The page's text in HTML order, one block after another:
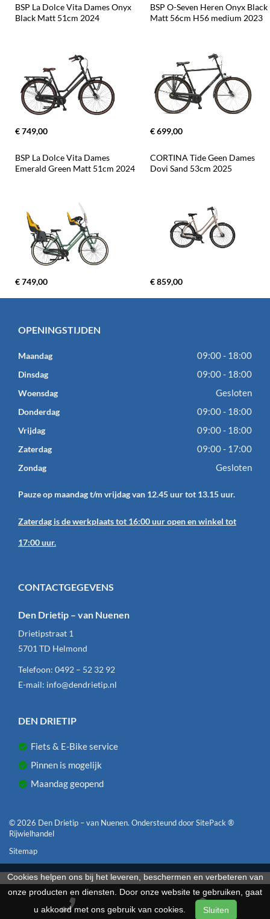
BSP La Dolce Vita Dames Onyx
Black Matt 51cm 2024
€ 749,00
BSP O-Seven Heren Onyx Black
Matt 56cm H56 medium 2023
€ 699,00
BSP La Dolce Vita Dames
Emerald Green Matt 51cm 2024
€ 749,00
CORTINA Tide Geen Dames
Dovi Sand 53cm 2025
€ 859,00
OPENINGSTIJDEN
Maandag 09:00 - 18:00
Dinsdag 09:00 - 18:00
Woensdag Gesloten
Donderdag 09:00 - 18:00
Vrijdag 09:00 - 18:00
Zaterdag 09:00 - 17:00
Zondag Gesloten
Pauze op maandag t/m vrijdag van 12.45 uur tot 13.15 uur.
Zaterdag is de werkplaats tot 16:00 uur open en winkel tot
17:00 uur.
CONTACTGEGEVENS
Den Drietip – van Nuenen
Drietipstraat 1
5701 TD Helmond
Telefoon: 0492 – 52 32 92
E-mail: info@dendrietip.nl
DEN DRIETIP
Fiets & E-Bike service
Pinnen is mogelijk
Maandag geopend
© 2026 Den Drietip – van Nuenen. Ondersteund doorSitePack ®
Rijwielhandel
Sitemap
Cookies helpen ons bij het leveren, beschermen en verbeteren van
onze producten en diensten. Door onze website te gebruiken, gaat
u akkoord met ons gebruik van cookies.
Sluiten